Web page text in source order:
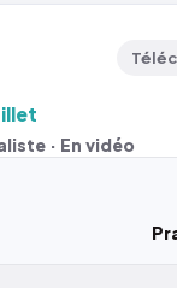
· En vidéo